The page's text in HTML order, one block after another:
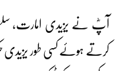
آپؓ نے یزیدی امارت،
کرتے ہوئے کسی طور یزیدی